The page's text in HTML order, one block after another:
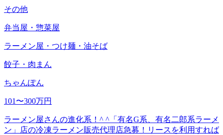
その他
弁当屋・惣菜屋
ラーメン屋・つけ麺・油そば
餃子・肉まん
ちゃんぽん
101〜300万円
ラーメン屋さんの進化系！^ ^「有名G系、有名二郎系ラーメ
ン」店の冷凍ラーメン販売代理店急募！リースを利用すれば